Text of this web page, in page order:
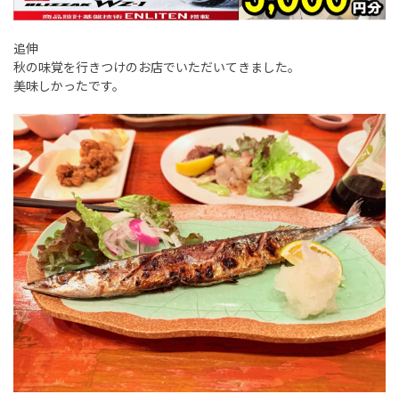
追伸
秋の味覚を行きつけのお店でいただいてきました。
美味しかったです。